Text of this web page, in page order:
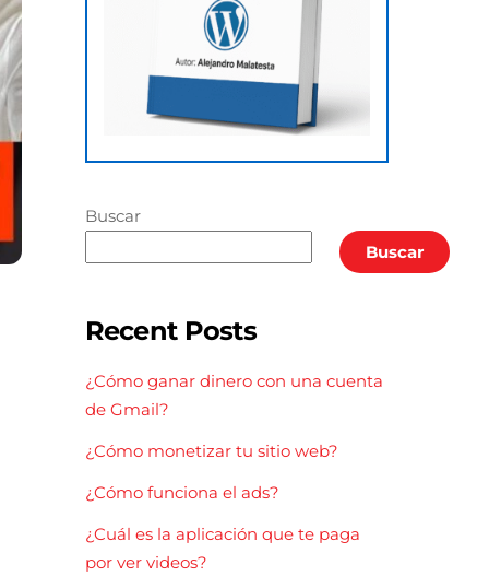
Buscar
Buscar
Recent Posts
¿Cómo ganar dinero con una cuenta
de Gmail?
¿Cómo monetizar tu sitio web?
¿Cómo funciona el ads?
¿Cuál es la aplicación que te paga
por ver videos?